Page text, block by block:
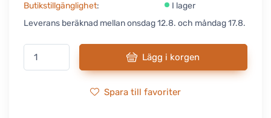
Butikstillgänglighet:
I lager
Leverans beräknad mellan onsdag 12.8. och måndag 17.8.
Lägg i korgen
Spara till favoriter